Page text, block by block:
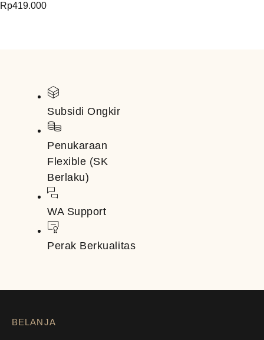
Rp419.000
Subsidi Ongkir
Penukaraan
Flexible (SK
Berlaku)
WA Support
Perak Berkualitas
BELANJA